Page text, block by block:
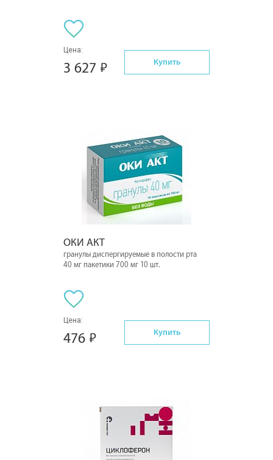
Цена:
3 627 Купить
ОКИ АКТ
гранулы диспергируемые в полости рта
40 мг пакетики 700 мг 10 шт.
Цена:
476 Купить